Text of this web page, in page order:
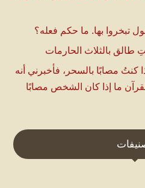
تبخروا بها. ما حكم فعله؟
طالق بالثلاث الحارمات
كنتُ مصابًا بالسحر، فأخبرني أنه
ما إذا كان الشخص مصابًا